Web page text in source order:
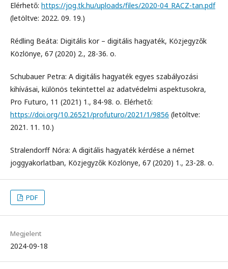
Elérhető: https://jog.tk.hu/uploads/files/2020-04_RACZ-tan.pdf
(letöltve: 2022. 09. 19.)
Rédling Beáta: Digitális kor – digitális hagyaték, Közjegyzők
Közlönye, 67 (2020) 2., 28-36. o.
Schubauer Petra: A digitális hagyaték egyes szabályozási
kihívásai, különös tekintettel az adatvédelmi aspektusokra,
Pro Futuro, 11 (2021) 1., 84-98. o. Elérhető:
https://doi.org/10.26521/profuturo/2021/1/9856 (letöltve:
2021. 11. 10.)
Stralendorff Nóra: A digitális hagyaték kérdése a német
joggyakorlatban, Közjegyzők Közlönye, 67 (2020) 1., 23-28. o.
PDF
Megjelent
2024-09-18